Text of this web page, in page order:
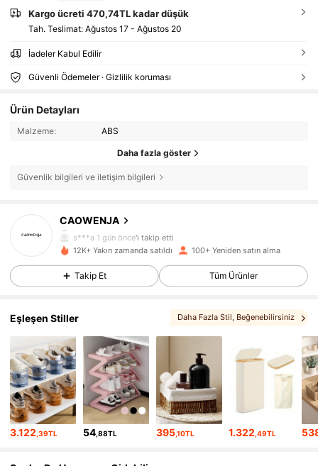
Kargo ücreti 470,74TL kadar düşük
Tah. Teslimat: Ağustos 17 - Ağustos 20
İadeler Kabul Edilir
Güvenli Ödemeler · Gizlilik koruması
Ürün Detayları
Malzeme: ABS
Daha fazla göster
Güvenlik bilgileri ve iletişim bilgileri
CAOWENJA
s***a 1 gün önce'i takip etti
4,58
235 Takipçiler
4,58
4,58
4,58 235 Takipçiler
4,58 235 Takipçiler
4,58 235 Takipçiler
12K+ Yakın zamanda satıldı 100+ Yeniden satın alma
Takip Et Tüm Ürünler
Eşleşen Stiller Daha Fazla Stil, Beğenebilirsiniz
3.122 ,39TL 54 ,88TL 395,10TL 1.322 ,49TL